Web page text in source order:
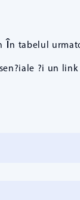
în tabelul
?i un